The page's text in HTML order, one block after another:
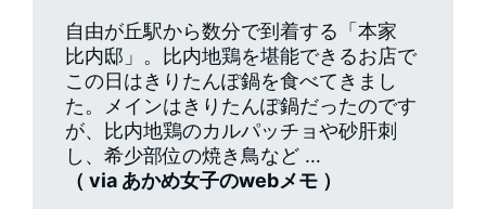
自由が丘駅から数分で到着する「本家
比内邸」。比内地鶏を堪能できるお店で
この日はきりたんぽ鍋を食べてきまし
た。メインはきりたんぽ鍋だったのです
が、比内地鶏のカルパッチョや砂肝刺
し、希少部位の焼き鳥など …
（ via あかめ女子のwebメモ ）